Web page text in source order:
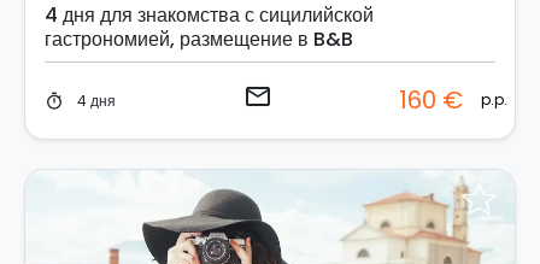
4 дня для знакомства с сицилийской
гастрономией, размещение в B&B
timer 4 дня email 160 € p.p.